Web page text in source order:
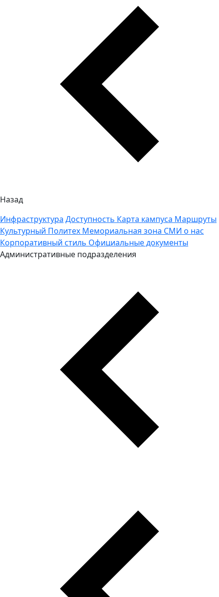
Назад
Инфраструктура Доступность Карта кампуса Маршруты
Культурный Политех Мемориальная зона СМИ о нас
Корпоративный стиль Официальные документы
Административные подразделения